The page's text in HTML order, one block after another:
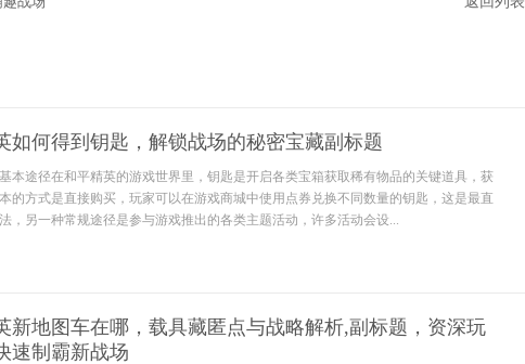
如何得到钥匙，解锁战场的秘密宝藏副标题
本途径在和平精英的游戏世界里，钥匙是开启各类宝箱获取稀有物品的关键道具，获
的方式是直接购买，玩家可以在游戏商城中使用点券兑换不同数量的钥匙，这是最直
，另一种常规途径是参与游戏推出的各类主题活动，许多活动会设...
新地图车在哪，载具藏匿点与战略解析,副标题，资深玩
速制霸新战场